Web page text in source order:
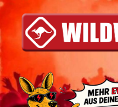
Inhalt
springen